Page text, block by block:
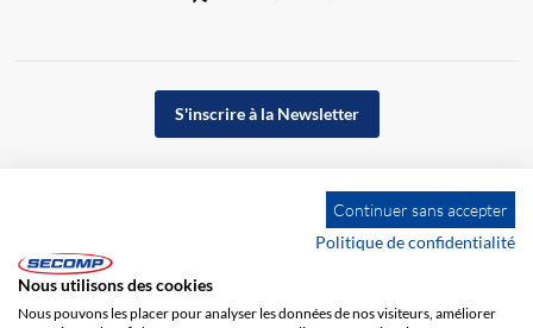
S'inscrire à la Newsletter
Continuer sans accepter
Politique de confidentialité
Nous utilisons des cookies
Nous pouvons les placer pour analyser les données de nos visiteurs, améliorer